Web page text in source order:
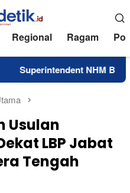
Regional Ragam
NHM Berbagi
Usulan
LBP Jabat
Tengah